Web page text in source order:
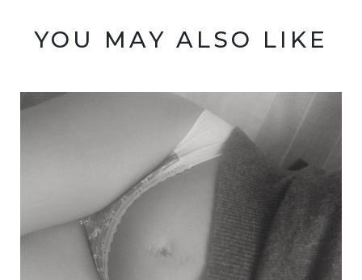
YOU MAY ALSO LIKE